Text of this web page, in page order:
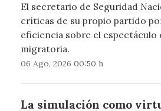
El secretario de Seguridad
críticas de su propio partido
eficiencia sobre el espectáculo
migratoria.
06 Ago, 2026 00:50 h
La simulación como